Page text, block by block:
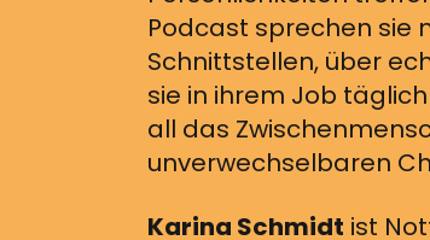
Podcast sprechen sie
Schnittstellen, über
sie in ihrem Job
all das
unverwechselbaren
Karina Schmidt ist